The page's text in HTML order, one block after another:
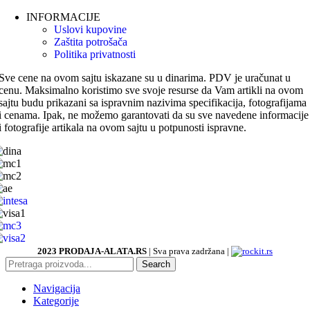
INFORMACIJE
Uslovi kupovine
Zaštita potrošača
Politika privatnosti
cene na ovom sajtu iskazane su u dinarima. PDV je uračunat u
Maksimalno koristimo sve svoje resurse da Vam artikli na ovom
budu prikazani sa ispravnim nazivima specifikacija, fotografijama
cenama. Ipak, ne možemo garantovati da su sve navedene informacije
fotografije artikala na ovom sajtu u potpunosti ispravne.
2023 PRODAJA-ALATA.RS | Sva prava zadržana |
Search
Navigacija
Kategorije